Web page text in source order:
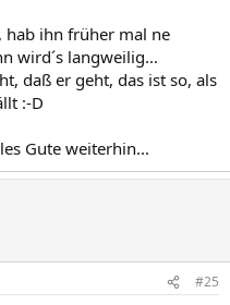
hab ihn früher mal ne
wird´s langweilig...
daß er geht, das ist so, als
:-D
Gute weiterhin...
#25